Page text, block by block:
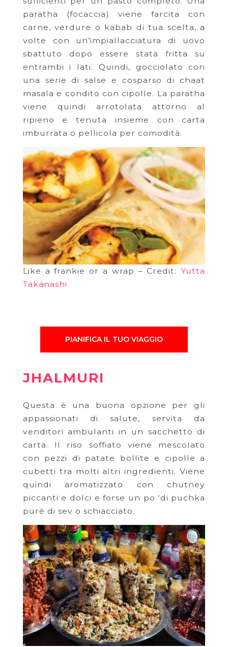
paratha (focaccia) viene farcita con
carne, verdure o kabab di tua scelta, a
volte con un’impiallacciatura di uovo
sbattuto dopo essere stata fritta su
entrambi i lati. Quindi, gocciolato con
una serie di salse e cosparso di chaat
masala e condito con cipolle. La paratha
viene quindi arrotolata attorno al
ripieno e tenuta insieme con carta
imburrata o pellicola per comodità.
Like a frankie or a wrap – Credit:Yutta
Takanashi
PIANIFICA IL TUO VIAGGIO
JHALMURI
Questa è una buona opzione per gli
appassionati di salute, servita da
venditori ambulanti in un sacchetto di
carta. Il riso soffiato viene mescolato
con pezzi di patate bollite e cipolle a
cubetti tra molti altri ingredienti. Viene
quindi aromatizzato con chutney
piccanti e dolci e forse un po ‘di puchka
purè di sev o schiacciato.